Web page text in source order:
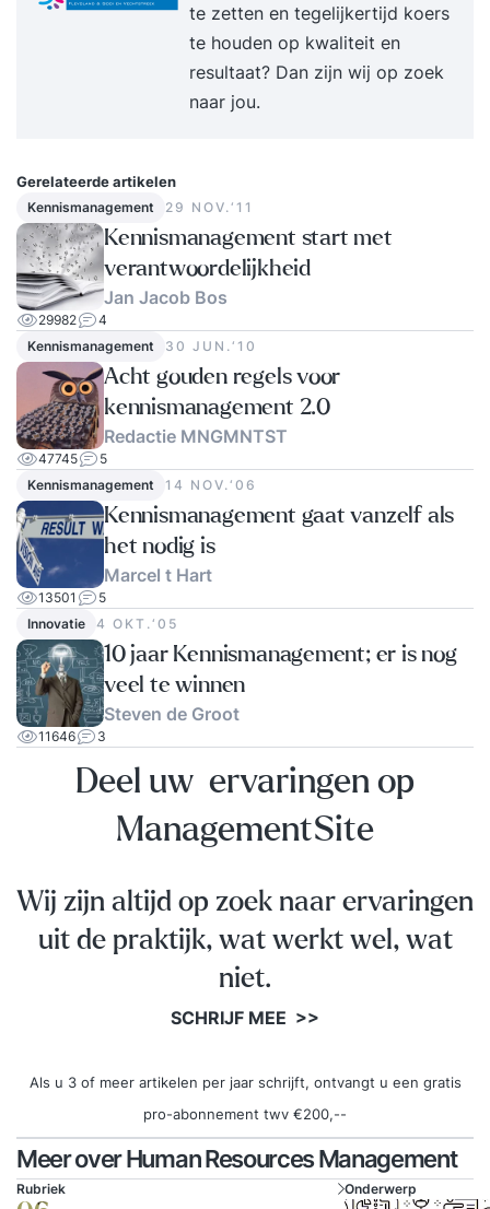
te zetten en tegelijkertijd koers
te houden op kwaliteit en
resultaat? Dan zijn wij op zoek
naar jou.
Gerelateerde artikelen
Kennismanagement 29 NOV.‘11
Kennismanagement start met
verantwoordelijkheid
Jan Jacob Bos
29982
4
Kennismanagement
30 JUN.‘10
Acht gouden regels voor
kennismanagement 2.0
Redactie MNGMNTST
47745
5
Kennismanagement
14 NOV.‘06
Kennismanagement gaat vanzelf als
het nodig is
Marcel t Hart
13501
5
Innovatie
4 OKT.‘05
10 jaar Kennismanagement; er is nog
veel te winnen
Steven de Groot
11646 3
Deel uw ervaringen op
ManagementSite
Wij zijn altijd op zoek naar ervaringen
uit de praktijk, wat werkt wel, wat
niet.
SCHRIJF MEE >>
Als u 3 of meer artikelen per jaar schrijft, ontvangt u een gratis
pro-abonnement twv €200,--
Meer over Human Resources Management
Rubriek Onderwerp